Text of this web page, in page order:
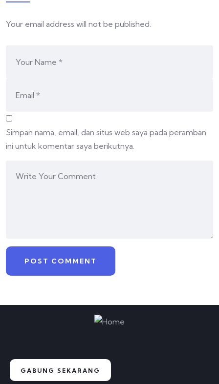
Your email address will not be published.
Simpan nama, email, dan situs web saya pada peramban
ini untuk komentar saya berikutnya.
GABUNG SEKARANG